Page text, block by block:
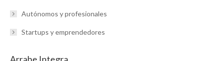
Autónomos y profesionales
Startups y emprendedores